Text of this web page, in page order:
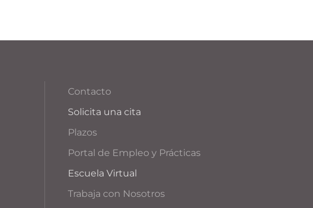
Contacto
Solicita una cita
Plazos
Portal de Empleo y Prácticas
Escuela Virtual
Trabaja con Nosotros